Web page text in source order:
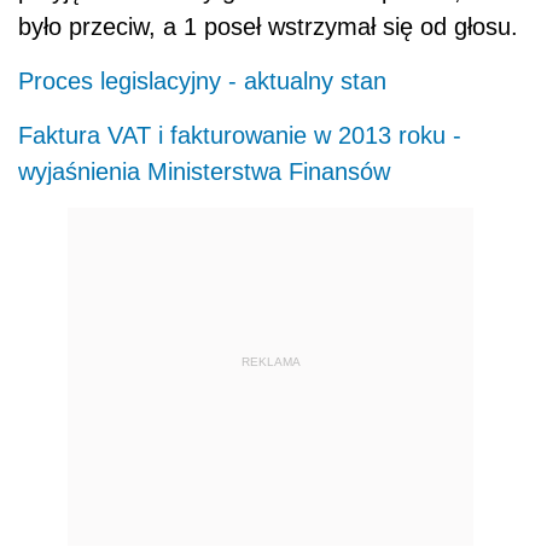
było przeciw, a 1 poseł wstrzymał się od głosu.
Proces legislacyjny - aktualny stan
Faktura VAT i fakturowanie w 2013 roku -
wyjaśnienia Ministerstwa Finansów
REKLAMA